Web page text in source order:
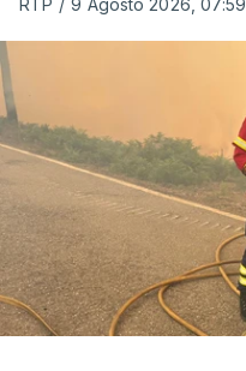
RTP / 9 Agosto 2026, 07:59